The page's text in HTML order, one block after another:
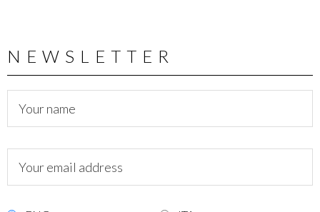
NEWSLETTER